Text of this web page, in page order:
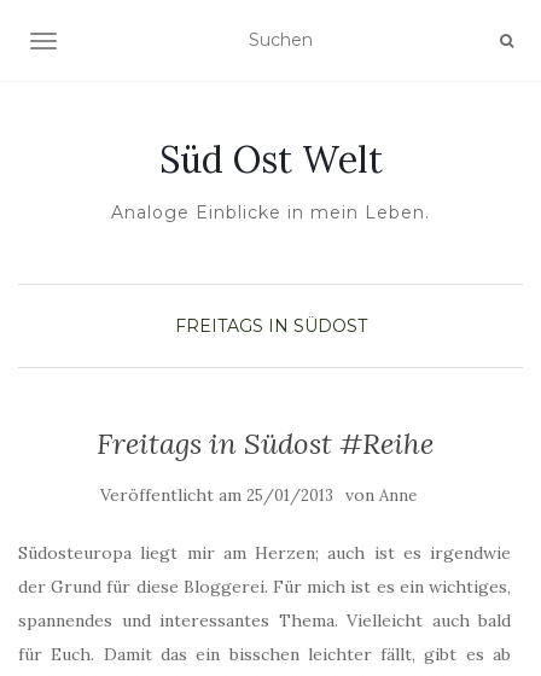
NAVIGATION UMSCHALTEN
Süd Ost Welt
Analoge Einblicke in mein Leben.
FREITAGS IN SÜDOST
Freitags in Südost #Reihe
Veröffentlicht am 25/01/2013 von Anne
Südosteuropa liegt mir am Herzen; auch ist es irgendwie
der Grund für diese Bloggerei. Für mich ist es ein wichtiges,
spannendes und interessantes Thema. Vielleicht auch bald
für Euch. Damit das ein bisschen leichter fällt, gibt es ab